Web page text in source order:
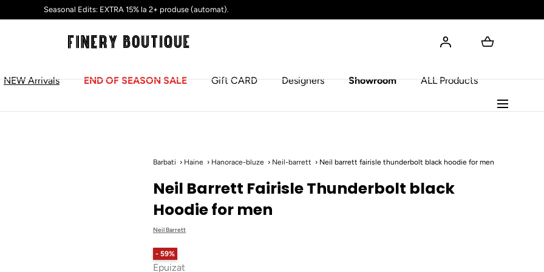
Seasonal Edits: EXTRA 15% la 2+ produse (automat).
NEW Arrivals END OF SEASON SALE Gift CARD Designers Showroom ALL Products
Barbati Haine Hanorace-bluze Neil-barrett Neil barrett fairisle thunderbolt black hoodie for men
Neil Barrett Fairisle Thunderbolt black
Hoodie for men
Neil Barrett
- 59%
Epuizat